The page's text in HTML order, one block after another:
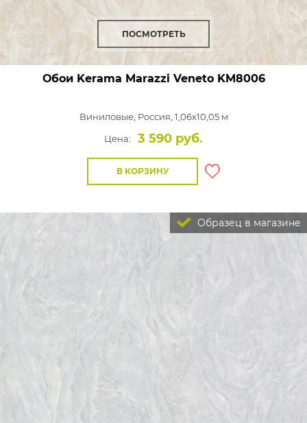
ПОСМОТРЕТЬ
Обои Kerama Marazzi VenetoKM8006
Виниловые, Россия, 1,06x10,05 м
Цена:
3 590 руб.
В КОРЗИНУ
Образец в магазине